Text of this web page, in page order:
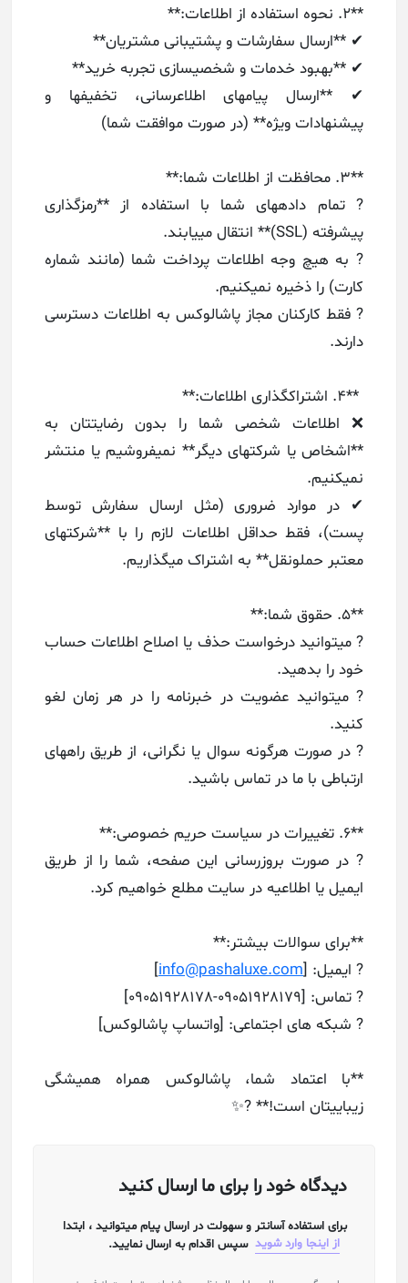
**۲. نحوه استفاده از اطلاعات:**
✔ **ارسال سفارشات و پشتیبانی مشتریان**
✔ **بهبود خدمات و شخصیسازی تجربه خرید**
✔ **ارسال پیامهای اطلاعرسانی، تخفیفها و
پیشنهادات ویژه** (در صورت موافقت شما)
**۳. محافظت از اطلاعات شما:**
? تمام دادههای شما با استفاده از **رمزگذاری
پیشرفته (SSL)** انتقال مییابند.
? به هیچ وجه اطلاعات پرداخت شما (مانند شماره
کارت) را ذخیره نمیکنیم.
? فقط کارکنان مجاز پاشالوکس به اطلاعات دسترسی
دارند.
**۴. اشتراکگذاری اطلاعات:**
❌ اطلاعات شخصی شما را بدون رضایتتان به
**اشخاص یا شرکتهای دیگر** نمیفروشیم یا منتشر
نمیکنیم.
✔ در موارد ضروری (مثل ارسال سفارش توسط
پست)، فقط حداقل اطلاعات لازم را با **شرکتهای
معتبر حملونقل** به اشتراک میگذاریم.
**۵. حقوق شما:**
? میتوانید درخواست حذف یا اصلاح اطلاعات حساب
خود را بدهید.
? میتوانید عضویت در خبرنامه را در هر زمان لغو
کنید.
? در صورت هرگونه سوال یا نگرانی، از طریق راههای
ارتباطی با ما در تماس باشید.
**۶. تغییرات در سیاست حریم خصوصی:**
? در صورت بروزرسانی این صفحه، شما را از طریق
ایمیل یا اطلاعیه در سایت مطلع خواهیم کرد.
**برای سوالات بیشتر:**
? ایمیل: [info@pashaluxe.com
]
? تماس: [09051928179-09051928178]
? شبکه های اجتماعی: [واتساپ پاشالوکس]
**با اعتماد شما، پاشالوکس همراه همیشگی
زیباییتان است!** ?✨
دیدگاه خود را برای ما ارسال کنید
برای استفاده آسانتر و سهولت در ارسال پیام میتوانید ، ابتدا
از اینجا وارد شوید سپس اقدام به ارسال نمایید.